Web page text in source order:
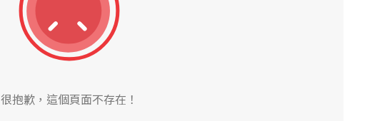
很抱歉，這個頁面不存在！